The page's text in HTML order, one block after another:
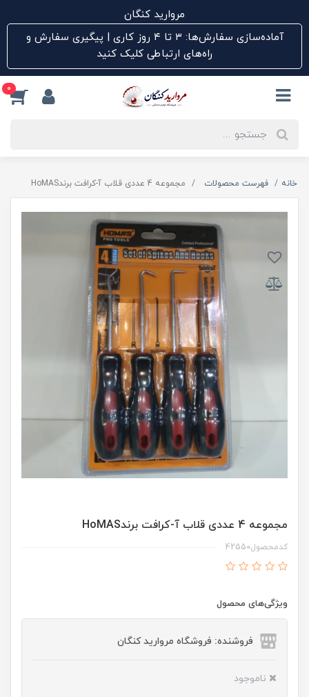
مروارید کنگان
آماده‌سازی سفارش‌ها: ۳ تا ۴ روز کاری | پیگیری سفارش و
راه‌های ارتباطی کلیک کنید
0
خانه فهرست محصولات مجموعه 4 عددی قلاب آ-کرافت برندHoMAS
مجموعه 4 عددی قلاب آ-کرافت برندHoMAS
کدمحصول42550
ویژگی‌های محصول
فروشنده: فروشگاه مروارید کنگان
ناموجود